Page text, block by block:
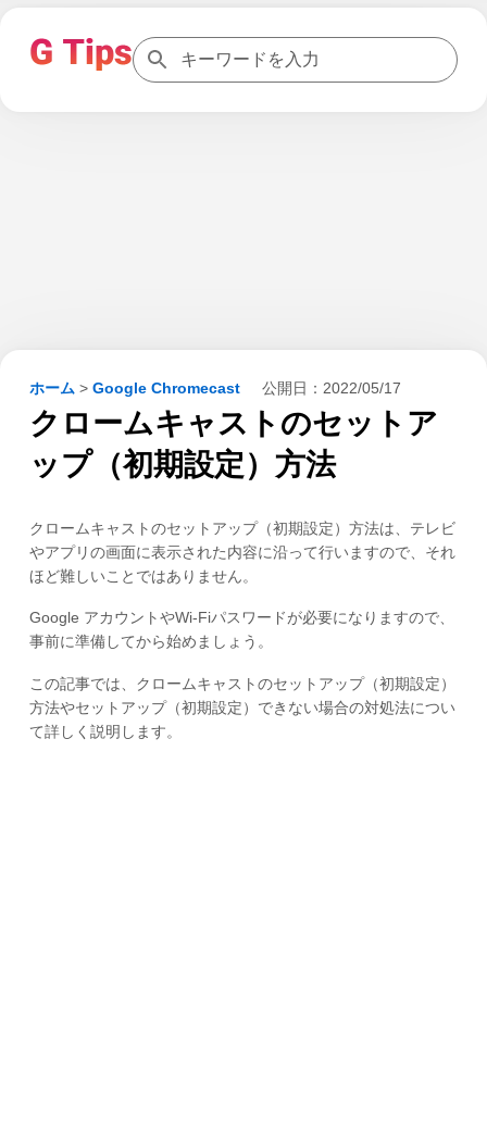
ホーム > Google Chromecast 公開日： 2022/05/17
クロームキャストのセットア
ップ（初期設定）方法
クロームキャストのセットアップ（初期設定）方法は、テレビ
やアプリの画面に表示された内容に沿って行いますので、それ
ほど難しいことではありません。
Google アカウントやWi-Fiパスワードが必要になりますので、
事前に準備してから始めましょう。
この記事では、クロームキャストのセットアップ（初期設定）
方法やセットアップ（初期設定）できない場合の対処法につい
て詳しく説明します。